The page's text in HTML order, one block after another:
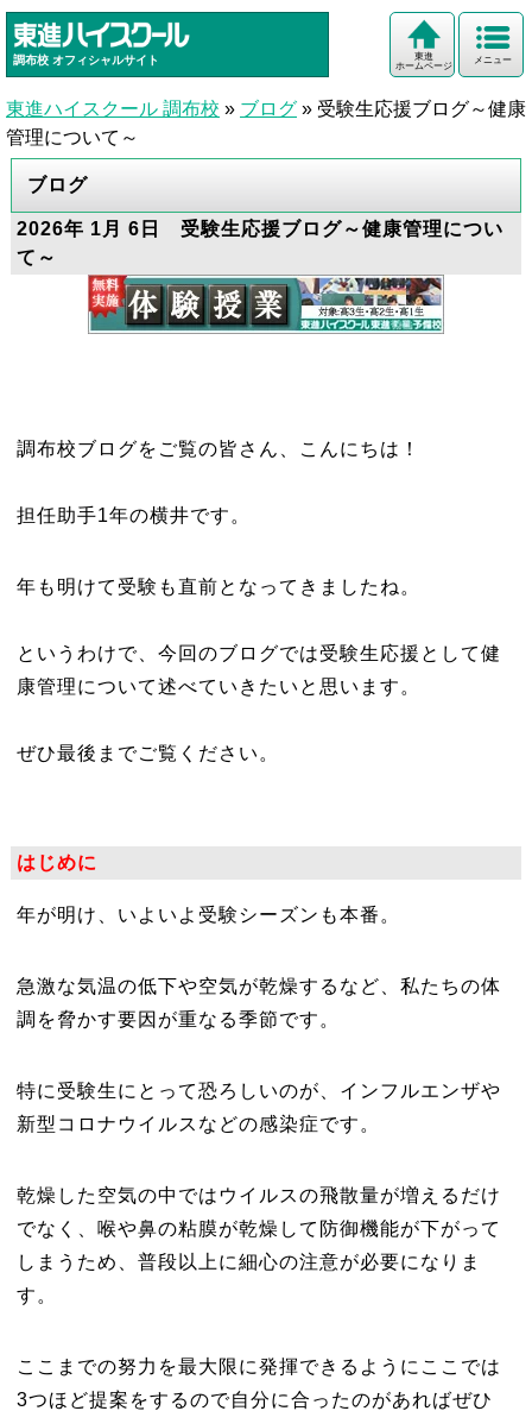
調布校 オフィシャルサイト メニュー
東進
ホームページ
東進ハイスクール 調布校 » ブログ » 受験生応援ブログ～健康
管理について～
ブログ
2026年 1月 6日 受験生応援ブログ～健康管理につい
て～
調布校ブログをご覧の皆さん、こんにちは！
担任助手1年の横井です。
年も明けて受験も直前となってきましたね。
というわけで、今回のブログでは受験生応援として健
康管理について述べていきたいと思います。
ぜひ最後までご覧ください。
はじめに
年が明け、いよいよ受験シーズンも本番。
急激な気温の低下や空気が乾燥するなど、私たちの体
調を脅かす要因が重なる季節です。
特に受験生にとって恐ろしいのが、インフルエンザや
新型コロナウイルスなどの感染症です。
乾燥した空気の中ではウイルスの飛散量が増えるだけ
でなく、喉や鼻の粘膜が乾燥して防御機能が下がって
しまうため、普段以上に細心の注意が必要になりま
す。
ここまでの努力を最大限に発揮できるようにここでは
3つほど提案をするので自分に合ったのがあればぜひ